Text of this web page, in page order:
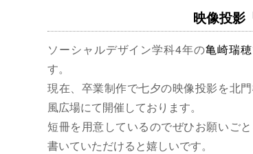
映像投影
ソーシャルデザイン学科4年の亀崎瑞穂
す。
現在、卒業制作で七夕の映像投影を北
風広場にて開催しております。
短冊を用意しているのでぜひお願いご
書いていただけると嬉しいです。